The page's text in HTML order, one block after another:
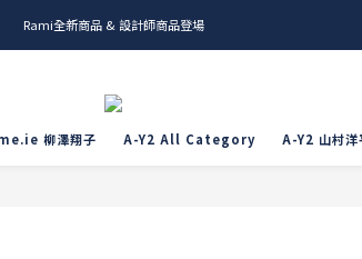
me.ie & A-Y2 新發售
Rami全新商品 & 設計師商品登場
柳澤翔子 A-Y2 All Category A-Y2 山村洋